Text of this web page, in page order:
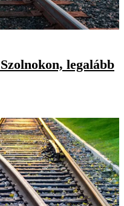
legalább